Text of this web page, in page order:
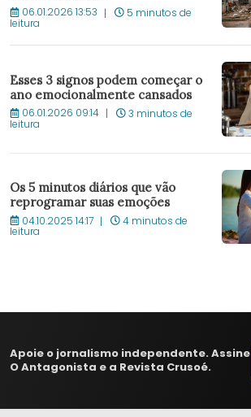
06.01.2026 13:53 5 minutos de
leitura
Esses 3 signos podem começar o
ano emocionalmente cansados
06.01.2026 09:14 3 minutos de
leitura
Os 5 minutos diários que vão
reprogramar suas emoções
04.10.2025 14:17 4 minutos de
leitura
Apoie o jornalismo independente. Assine
O Antagonista e a Revista Crusoé.